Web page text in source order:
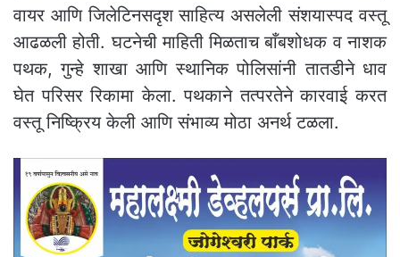
वायर आणि जिलेटिनसदृश साहित्य असलेली संशयास्पद वस्तू
आढळली होती. घटनेची माहिती मिळताच बाँबशोधक व नाशक
पथक, गुन्हे शाखा आणि स्थानिक पोलिसांनी तातडीने धाव
घेत परिसर रिकामा केला. पथकाने तत्परतेने कारवाई करत
वस्तू निष्क्रिय केली आणि संभाव्य मोठा अनर्थ टळला.